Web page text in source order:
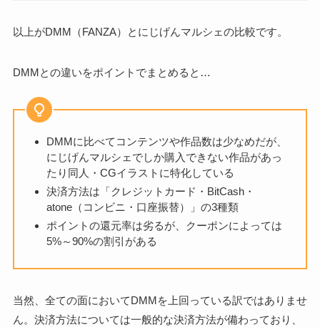
以上がDMM（FANZA）とにじげんマルシェの比較です。
DMMとの違いをポイントでまとめると…
DMMに比べてコンテンツや作品数は少なめだが、
にじげんマルシェでしか購入できない作品があっ
たり同人・CGイラストに特化している
決済方法は「クレジットカード・BitCash・
atone（コンビニ・口座振替）」の3種類
ポイントの還元率は劣るが、クーポンによっては
5%～90%の割引がある
当然、全ての面においてDMMを上回っている訳ではありませ
ん。決済方法については一般的な決済方法が備わっており、